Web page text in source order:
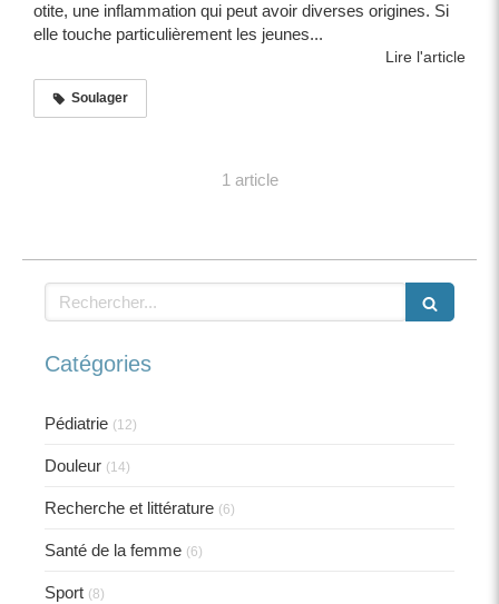
otite, une inflammation qui peut avoir diverses origines. Si
elle touche particulièrement les jeunes...
Lire l'article
Soulager
1 article
Rechercher
Catégories
Pédiatrie (12)
Douleur (14)
Recherche et littérature (6)
Santé de la femme (6)
Sport (8)